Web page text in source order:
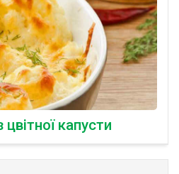
цвітної капусти